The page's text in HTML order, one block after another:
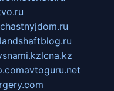
chastnyjdom.ru
landshaftblog.ru
lcna.kz
avtoguru.net